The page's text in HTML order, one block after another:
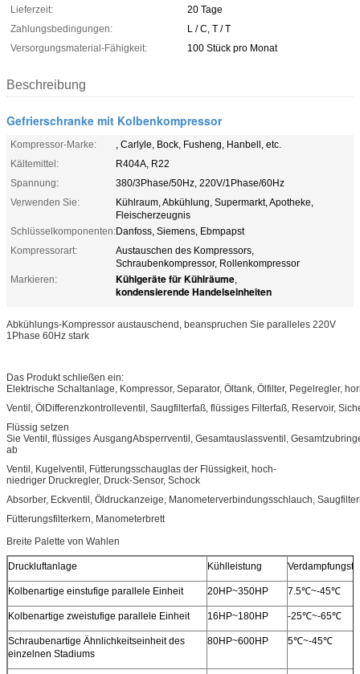
Lieferzeit:
20 Tage
Zahlungsbedingungen:
L / C, T / T
Versorgungsmaterial-Fähigkeit:
100 Stück pro Monat
Beschreibung
Gefrierschranke mit Kolbenkompressor
Kompressor-Marke:
, Carlyle, Bock, Fusheng, Hanbell, etc.
Kältemittel:
R404A, R22
Spannung:
380/3Phase/50Hz, 220V/1Phase/60Hz
Verwenden Sie:
Kühlraum, Abkühlung, Supermarkt, Apotheke,
Fleischerzeugnis
Schlüsselkomponenten:Danfoss, Siemens, Ebmpapst
Kompressorart:
Austauschen des Kompressors,
Schraubenkompressor, Rollenkompressor
Markieren:
Kühlgeräte für Kühlräume,
kondensierende Handelseinheiten
Abkühlungs-Kompressor austauschend, beanspruchen Sie paralleles 220V
1Phase 60Hz stark
Das Produkt schließen ein:
Elektrische Schaltanlage, Kompressor, Separator, Öltank, Ölfilter, Pegelregler,
Ventil, ÖlDifferenzkontrolleventil, Saugfilterfaß, flüssiges Filterfaß, Reservoir,
Flüssig setzen
Sie Ventil, flüssiges AusgangAbsperrventil, Gesamtauslassventil,
ab
Ventil, Kugelventil, Fütterungsschauglas der Flüssigkeit, hoch-
niedriger Druckregler, Druck-Sensor, Schock
Absorber, Eckventil, Öldruckanzeige, Manometerverbindungsschlauch,
Fütterungsfilterkern, Manometerbrett
Breite Palette von Wahlen
Druckluftanlage Kühlleistung
Kolbenartige einstufige parallele Einheit 20HP~350HP 7.5℃~-45℃
Kolbenartige zweistufige parallele Einheit 16HP~180HP -25℃~-65℃
Schraubenartige Ähnlichkeitseinheit des
einzelnen Stadiums
80HP~600HP 5℃~-45℃